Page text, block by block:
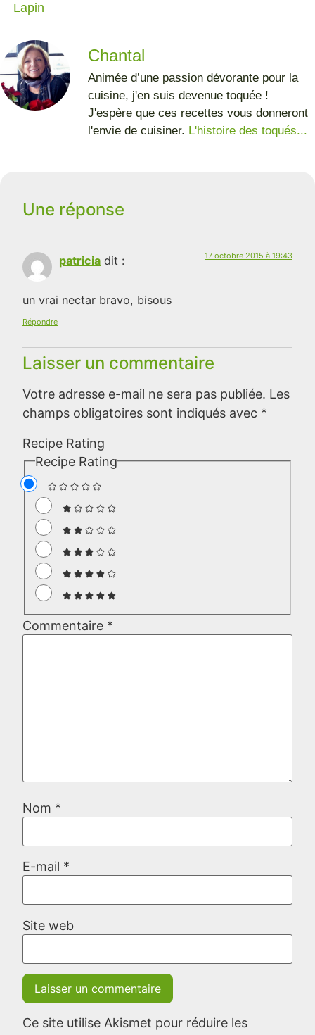
Lapin
Chantal
Animée d’une passion dévorante pour la
cuisine, j'en suis devenue toquée !
J'espère que ces recettes vous donneront
l'envie de cuisiner. L'histoire des toqués...
Une réponse
patricia dit : 17 octobre 2015 à 19:43
un vrai nectar bravo, bisous
Répondre
Laisser un commentaire
Votre adresse e-mail ne sera pas publiée. Les
champs obligatoires sont indiqués avec *
Recipe Rating
Recipe Rating
Commentaire *
Nom *
E-mail *
Site web
Ce site utilise Akismet pour réduire les